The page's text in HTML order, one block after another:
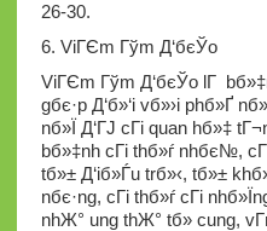
26-30.
6. ViГЄm Гўm Д‘бєЎo
ViГЄm Гўm Д‘бєЎo lГ
gбє·p Д‘б»‘i vб»›i phб»Ґ
nб»Ї Д‘ГЈ cГі quan hб»‡
bб»‡nh cГі thб»ѓ nhбє№,
tб»± Д‘iб»Ѓu trб»‹, tб»±
nбє·ng, cГі thб»ѓ cГі
nhЖ° ung thЖ° tб»­ cung,